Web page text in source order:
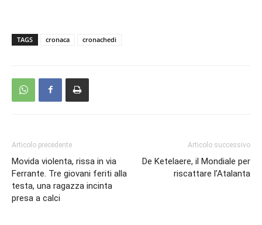
TAGS cronaca cronachedi
Articolo precedente
Movida violenta, rissa in via
Ferrante. Tre giovani feriti alla
testa, una ragazza incinta
presa a calci
Articolo successivo
De Ketelaere, il Mondiale per
riscattare l’Atalanta